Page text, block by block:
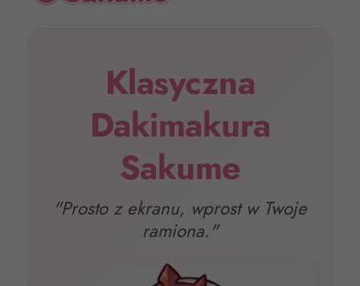
Klasyczna
Dakimakura
Sakume
"Prosto z ekranu, wprost w Twoje
ramiona."